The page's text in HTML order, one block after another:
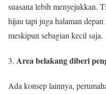
suasana lebih menyejukkan.
hijau tapi juga halaman
meskipun sebagian kecil saja.
Area belakang diberi
Ada konsep lainnya,